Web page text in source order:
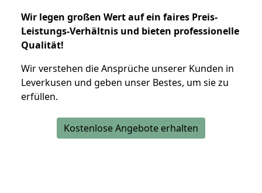
Wir legen großen Wert auf ein faires Preis-
Leistungs-Verhältnis und bieten professionelle
Qualität!
Wir verstehen die Ansprüche unserer Kunden in
Leverkusen und geben unser Bestes, um sie zu
erfüllen.
Kostenlose Angebote erhalten